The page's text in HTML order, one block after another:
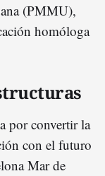
(PMMU),
homóloga
por convertir la
con el futuro
Mar de